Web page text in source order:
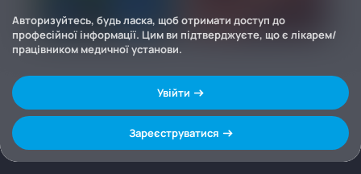
Авторизуйтесь, будь ласка, щоб отримати доступ до
професійної інформації. Цим ви підтверджуєте, що є лікарем/
працівником медичної установи.
Увійти
Зареєструватися